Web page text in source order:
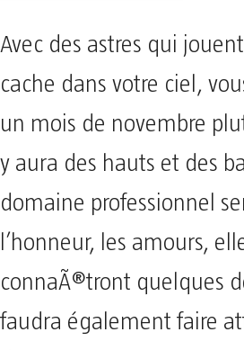
Avec des astres qui
cache dans votre ciel,
un mois de novembre
y aura des hauts et des
domaine professionnel
l’honneur, les amours,
connaÃ®tront quelques
faudra également faire